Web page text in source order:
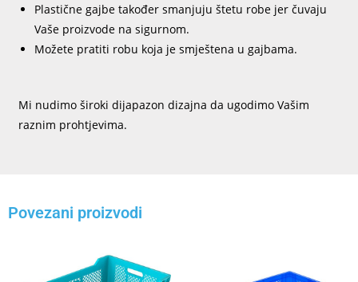
Plastične gajbe također smanjuju štetu robe jer čuvaju
Vaše proizvode na sigurnom.
Možete pratiti robu koja je smještena u gajbama.
Mi nudimo široki dijapazon dizajna da ugodimo Vašim
raznim prohtjevima.
Povezani proizvodi